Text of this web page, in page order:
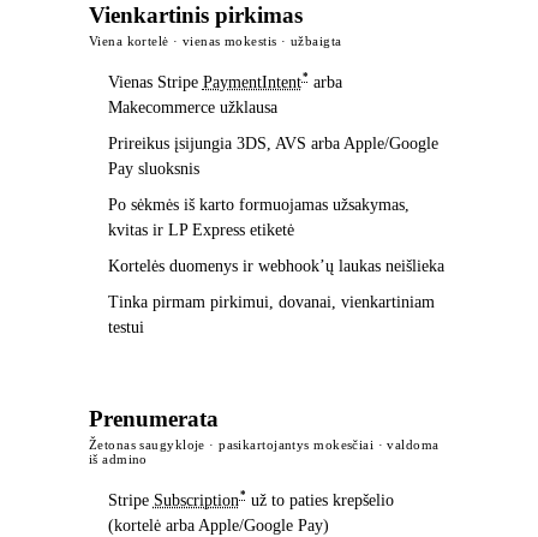
Vienkartinis pirkimas
Viena kortelė · vienas mokestis · užbaigta
Vienas Stripe PaymentIntent* arba
Makecommerce užklausa
Prireikus įsijungia 3DS, AVS arba Apple/Google
Pay sluoksnis
Po sėkmės iš karto formuojamas užsakymas,
kvitas ir LP Express etiketė
Kortelės duomenys ir webhook’ų laukas neišlieka
Tinka pirmam pirkimui, dovanai, vienkartiniam
testui
Prenumerata
Žetonas saugykloje · pasikartojantys mokesčiai · valdoma
iš admino
Stripe Subscription * už to paties krepšelio
(kortelė arba Apple/Google Pay)